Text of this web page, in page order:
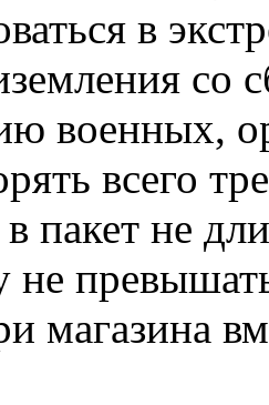
в
со
военных,
всего
в пакет не
не
магазина